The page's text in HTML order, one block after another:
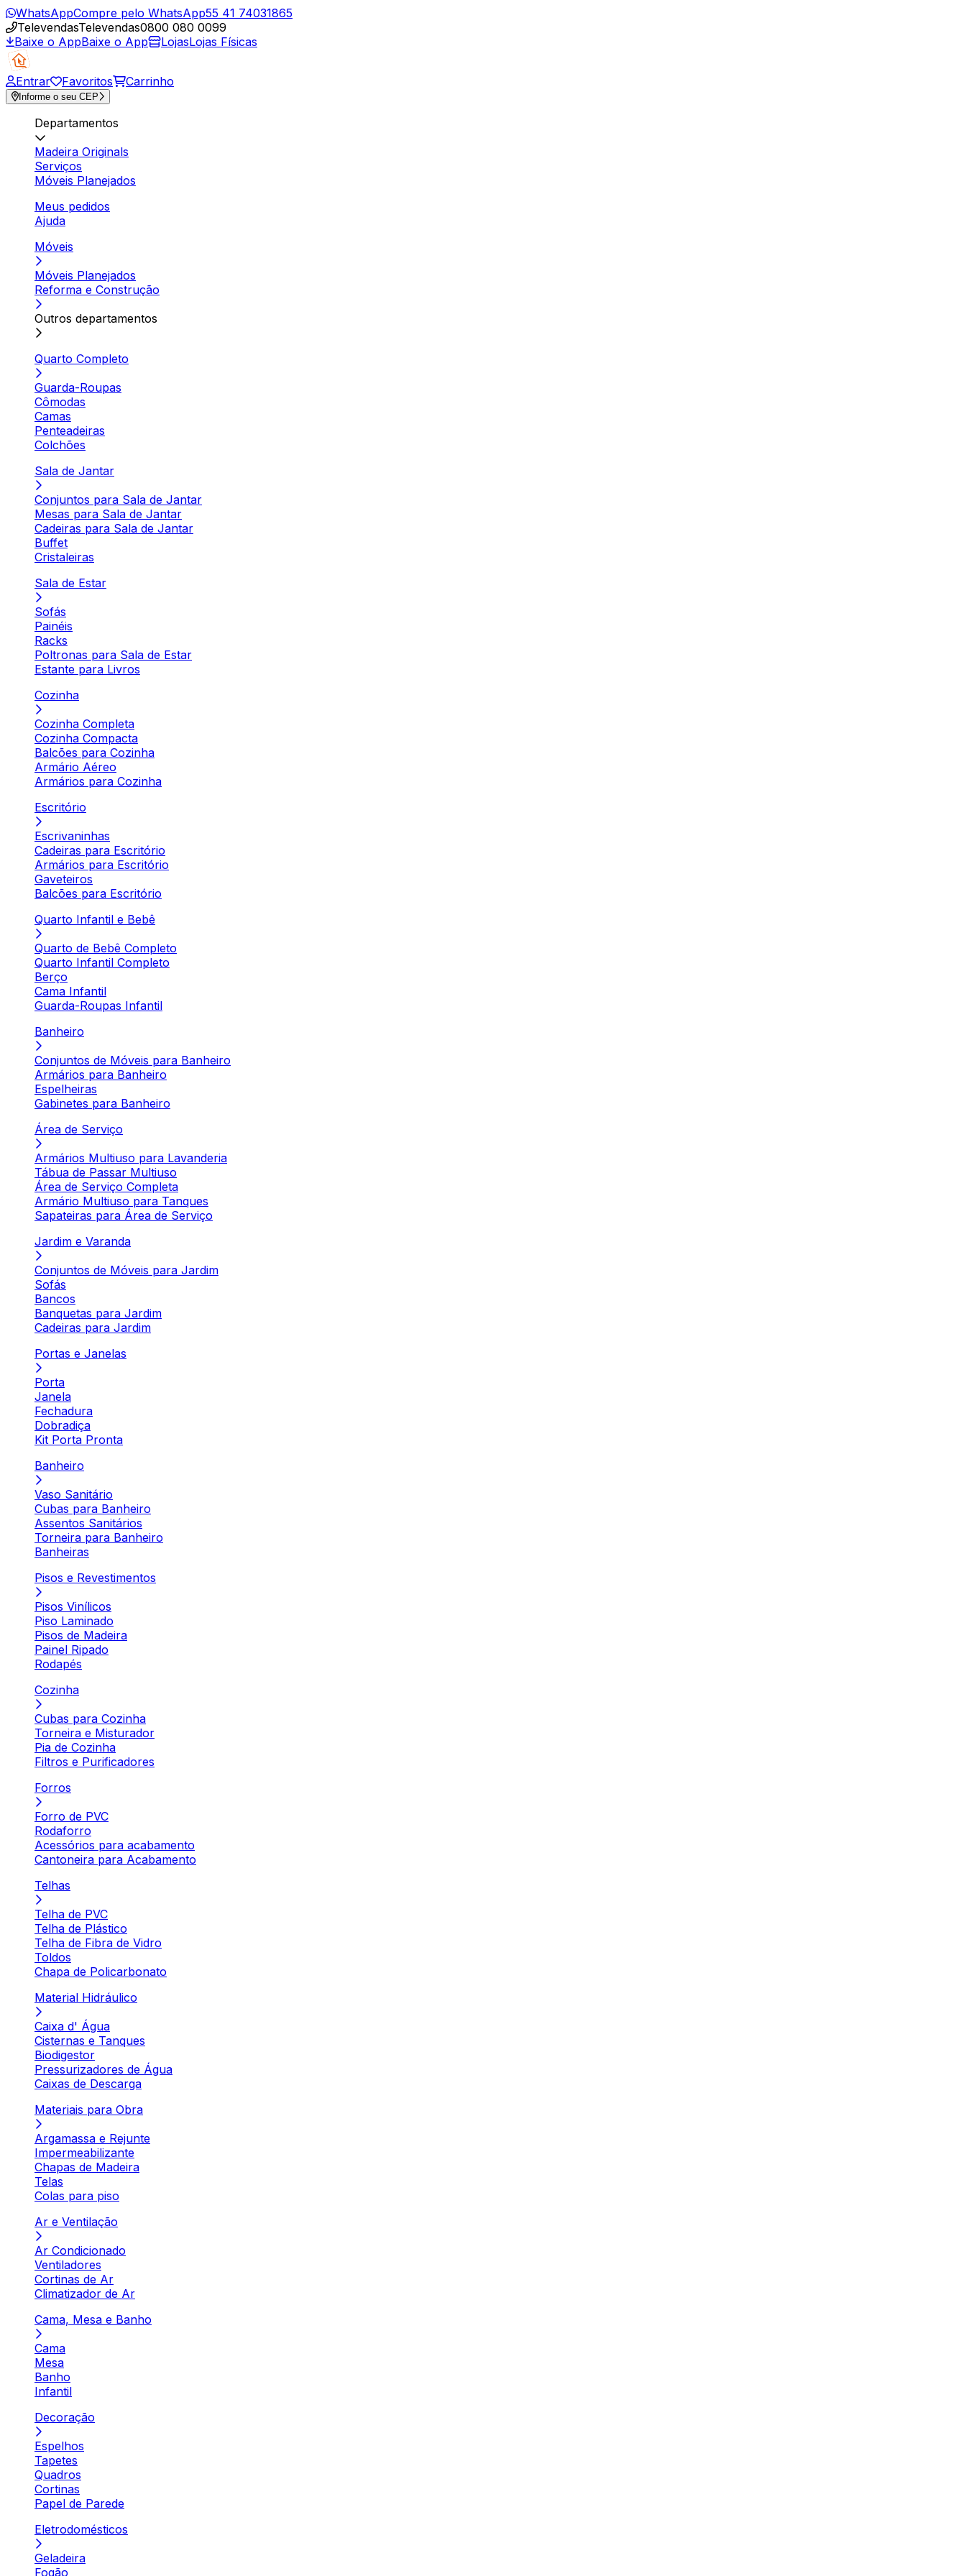
WhatsAppCompre pelo WhatsApp55 41 74031865
TelevendasTelevendas0800 080 0099
Baixe o AppBaixe o App LojasLojas Físicas
Entrar Favoritos Carrinho
Informe o seu CEP
Departamentos
Madeira Originals
Serviços
Móveis Planejados
Meus pedidos
Ajuda
Móveis
Móveis Planejados
Reforma e Construção
Outros departamentos
Quarto Completo
Guarda-Roupas
Cômodas
Camas
Penteadeiras
Colchões
Sala de Jantar
Conjuntos para Sala de Jantar
Mesas para Sala de Jantar
Cadeiras para Sala de Jantar
Buffet
Cristaleiras
Sala de Estar
Sofás
Painéis
Racks
Poltronas para Sala de Estar
Estante para Livros
Cozinha
Cozinha Completa
Cozinha Compacta
Balcões para Cozinha
Armário Aéreo
Armários para Cozinha
Escritório
Escrivaninhas
Cadeiras para Escritório
Armários para Escritório
Gaveteiros
Balcões para Escritório
Quarto Infantil e Bebê
Quarto de Bebê Completo
Quarto Infantil Completo
Berço
Cama Infantil
Guarda-Roupas Infantil
Banheiro
Conjuntos de Móveis para Banheiro
Armários para Banheiro
Espelheiras
Gabinetes para Banheiro
Área de Serviço
Armários Multiuso para Lavanderia
Tábua de Passar Multiuso
Área de Serviço Completa
Armário Multiuso para Tanques
Sapateiras para Área de Serviço
Jardim e Varanda
Conjuntos de Móveis para Jardim
Sofás
Bancos
Banquetas para Jardim
Cadeiras para Jardim
Portas e Janelas
Porta
Janela
Fechadura
Dobradiça
Kit Porta Pronta
Banheiro
Vaso Sanitário
Cubas para Banheiro
Assentos Sanitários
Torneira para Banheiro
Banheiras
Pisos e Revestimentos
Pisos Vinílicos
Piso Laminado
Pisos de Madeira
Painel Ripado
Rodapés
Cozinha
Cubas para Cozinha
Torneira e Misturador
Pia de Cozinha
Filtros e Purificadores
Forros
Forro de PVC
Rodaforro
Acessórios para acabamento
Cantoneira para Acabamento
Telhas
Telha de PVC
Telha de Plástico
Telha de Fibra de Vidro
Toldos
Chapa de Policarbonato
Material Hidráulico
Caixa d' Água
Cisternas e Tanques
Biodigestor
Pressurizadores de Água
Caixas de Descarga
Materiais para Obra
Argamassa e Rejunte
Impermeabilizante
Chapas de Madeira
Telas
Colas para piso
Ar e Ventilação
Ar Condicionado
Ventiladores
Cortinas de Ar
Climatizador de Ar
Cama, Mesa e Banho
Cama
Mesa
Banho
Infantil
Decoração
Espelhos
Tapetes
Quadros
Cortinas
Papel de Parede
Eletrodomésticos
Geladeira
Fogão